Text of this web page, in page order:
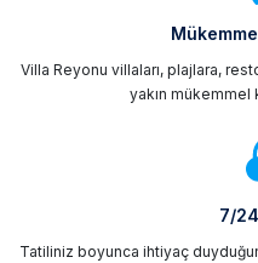
Villa Reyonu villaları, plajlara,
yakın mükemmel
7/
Tatiliniz boyunca ihtiyaç